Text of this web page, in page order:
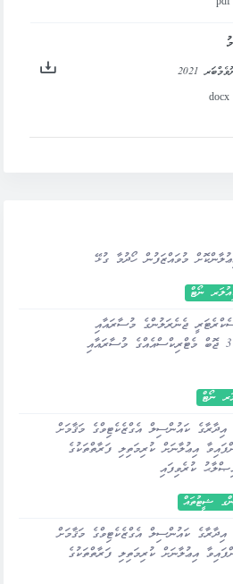
މުވައްޒަފުން ހޯދުމާ ގުޅޭ
ނޯޓް
ޖެނެރަލުންގެ މުސާރައާއި
އިނާޔަތްތަކަށާއި، އައިޓީ ދާއިރާގެ 3 ޖޮބް މެޓްރިކްސްއެއްގެ މުސާރައާއި
ނޯޓް
ކައުންސިލް އެގްޒެކެޓިވްގެ މަޤާމަށް
ދުވަހު ކޮށްފައިވާ އިޢުލާނަށް ކުރިމަތިލި ފަރާތްތަކުގެ
ކުރެވިފައި
ޝީޓުތައް
ކައުންސިލް އެގްޒެކެޓިވްގެ މަޤާމަށް
ދުވަހު ކޮށްފައިވާ އިޢުލާނަށް ކުރިމަތިލި ފަރާތްތަކުގެ